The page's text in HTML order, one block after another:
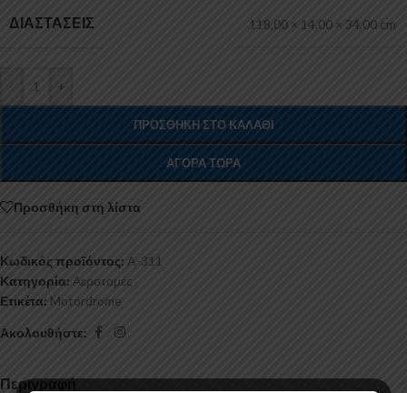
ΔΙΑΣΤΆΣΕΙΣ 118,00 × 14,00 × 34,00 cm
- +
ΠΡΟΣΘΉΚΗ ΣΤΟ ΚΑΛΆΘΙ
ΑΓΟΡΆ ΤΏΡΑ
Προσθήκη στη λίστα
Κωδικός προϊόντος: A-311
Κατηγορία: Αεροτομές
Ετικέτα: Motordrome
Ακολουθήστε:
Περιγραφή